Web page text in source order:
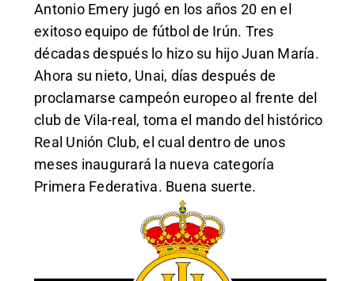
Antonio Emery jugó en los años 20 en el
exitoso equipo de fútbol de Irún. Tres
décadas después lo hizo su hijo Juan María.
Ahora su nieto, Unai, días después de
proclamarse campeón europeo al frente del
club de Vila-real, toma el mando del histórico
Real Unión Club, el cual dentro de unos
meses inaugurará la nueva categoría
Primera Federativa. Buena suerte.